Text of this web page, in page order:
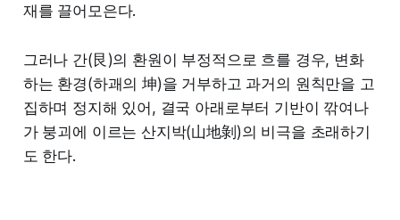
재를 끌어모은다.
그러나 간(艮)의 환원이 부정적으로 흐를 경우, 변화
하는 환경(하괘의 坤)을 거부하고 과거의 원칙만을 고
집하며 정지해 있어, 결국 아래로부터 기반이 깎여나
가 붕괴에 이르는 산지박(山地剝)의 비극을 초래하기
도 한다.